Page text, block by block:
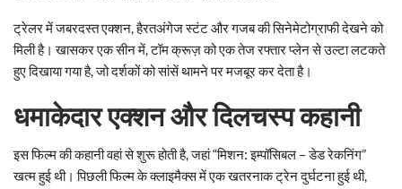
ट्रेलर में जबरदस्त एक्शन, हैरतअंगेज स्टंट और गजब की सिनेमेटोग्राफी देखने को
मिली है। खासकर एक सीन में, टॉम क्रूज़ को एक तेज रफ्तार प्लेन से उल्टा लटकते
हुए दिखाया गया है, जो दर्शकों को सांसें थामने पर मजबूर कर देता है।
धमाकेदार एक्शन और दिलचस्प कहानी
इस फिल्म की कहानी वहां से शुरू होती है, जहां “मिशन: इम्पॉसिबल – डेड रेकनिंग”
खत्म हुई थी। पिछली फिल्म के क्लाइमैक्स में एक खतरनाक ट्रेन दुर्घटना हुई थी,